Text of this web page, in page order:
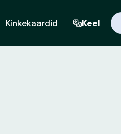
Kinkekaardid Keel